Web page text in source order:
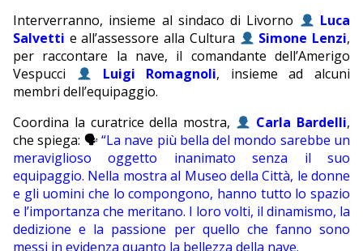
Interverranno, insieme al sindaco di Livorno
Luca
Salvetti e all’assessore alla Cultura Simone Lenzi,
per raccontare la nave, il comandante dell’Amerigo
Vespucci
Luigi Romagnoli, insieme ad alcuni
membri dell’equipaggio.
Coordina la curatrice della mostra,
Carla Bardelli,
che spiega: 🗣“La nave più bella del mondo sarebbe un
meraviglioso oggetto inanimato senza il suo
equipaggio. Nella mostra al Museo della Città, le donne
e gli uomini che lo compongono, hanno tutto lo spazio
e l’importanza che meritano. I loro volti, il dinamismo, la
dedizione e la passione per quello che fanno sono
messi in evidenza quanto la bellezza della nave.